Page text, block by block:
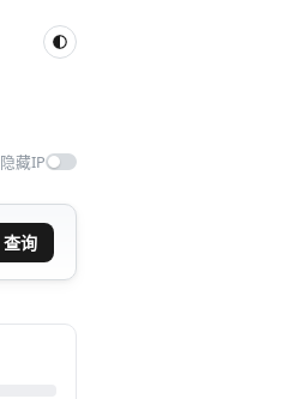
隐藏IP
查询